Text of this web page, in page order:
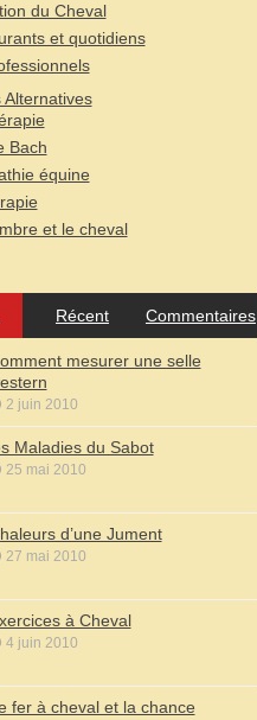
du Cheval
et quotidiens
Alternatives
Bach
équine
et le cheval
Récent Commentaires
mesurer une selle
2 juin 2010
Maladies du Sabot
25 mai 2010
d’une Jument
27 mai 2010
à Cheval
4 juin 2010
fer à cheval et la chance